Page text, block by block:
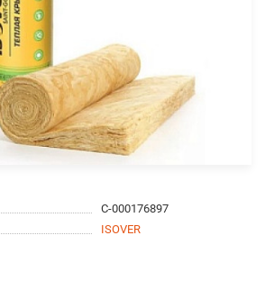
С-000176897
ISOVER